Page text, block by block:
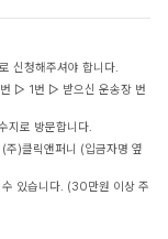
신청해주셔야 합니다.
▷ 1번 ▷ 받으신 운송장 번
지로 방문합니다.
)클릭앤퍼니 (입금자명 옆
있습니다. (30만원 이상 주